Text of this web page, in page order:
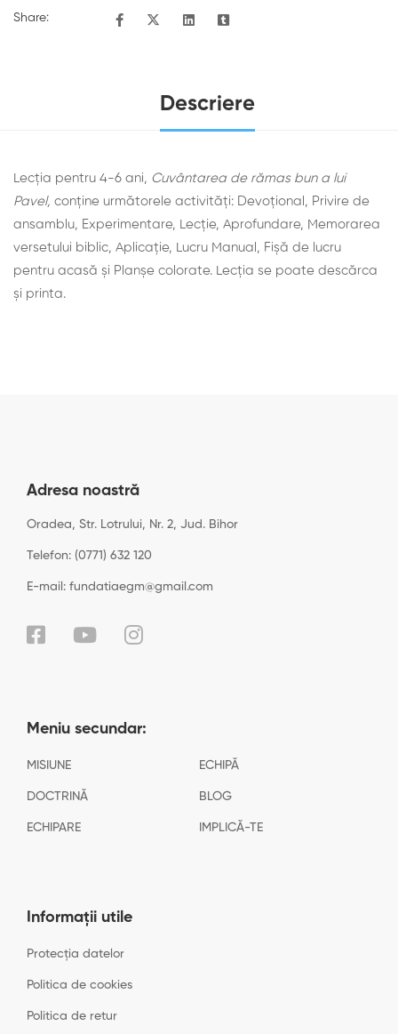
Share:
Descriere
Lecția pentru 4-6 ani, Cuvântarea de rămas bun a lui
Pavel, conține următorele activități: Devoţional, Privire de
ansamblu, Experimentare, Lecţie, Aprofundare, Memorarea
versetului biblic, Aplicaţie, Lucru Manual, Fişă de lucru
pentru acasă și Planșe colorate. Lecţia se poate descărca
şi printa.
Adresa noastră
Oradea, Str. Lotrului, Nr. 2, Jud. Bihor
Telefon: (0771) 632 120
E-mail: fundatiaegm@gmail.com
Meniu secundar:
MISIUNE ECHIPĂ
DOCTRINĂ BLOG
ECHIPARE IMPLICĂ-TE
Informații utile
Protecția datelor
Politica de cookies
Politica de retur